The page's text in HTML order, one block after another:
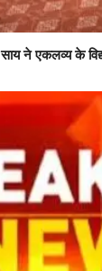
ने एकलव्य के